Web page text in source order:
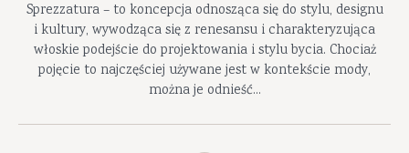
Sprezzatura – to koncepcja odnosząca się do stylu, designu
i kultury, wywodząca się z renesansu i charakteryzująca
włoskie podejście do projektowania i stylu bycia. Chociaż
pojęcie to najczęściej używane jest w kontekście mody,
można je odnieść...